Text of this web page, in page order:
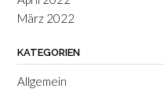
März 2022
KATEGORIEN
Allgemein